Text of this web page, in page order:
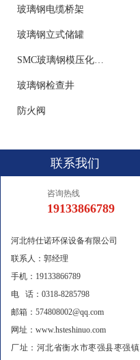
玻璃钢电缆桥架
玻璃钢立式储罐
SMC玻璃钢模压化粪池
玻璃钢检查井
防火阀
联系我们
咨询热线
19133866789
河北特仕诺环保设备有限公司
联系人：郭经理
手机：19133866789
电 话：0318-8285798
邮箱：574808002@qq.com
网址：www.hsteshinuo.com
厂址：河北省衡水市枣强县枣强镇